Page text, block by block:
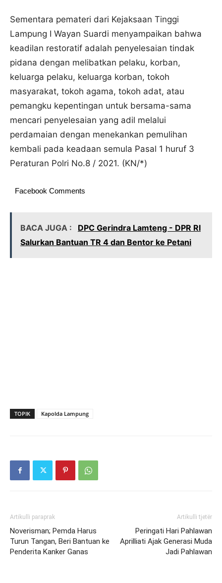
Sementara pemateri dari Kejaksaan Tinggi
Lampung I Wayan Suardi menyampaikan bahwa
keadilan restoratif adalah penyelesaian tindak
pidana dengan melibatkan pelaku, korban,
keluarga pelaku, keluarga korban, tokoh
masyarakat, tokoh agama, tokoh adat, atau
pemangku kepentingan untuk bersama-sama
mencari penyelesaian yang adil melalui
perdamaian dengan menekankan pemulihan
kembali pada keadaan semula Pasal 1 huruf 3
Peraturan Polri No.8 / 2021. (KN/*)
Facebook Comments
BACA JUGA :
DPC Gerindra Lamteng - DPR RI
Salurkan Bantuan TR 4 dan Bentor ke Petani
TOPIK Kapolda Lampung
Artikulli paraprak
Noverisman; Pemda Harus
Turun Tangan, Beri Bantuan ke
Penderita Kanker Ganas
Artikulli tjetër
Peringati Hari Pahlawan
Aprilliati Ajak Generasi Muda
Jadi Pahlawan